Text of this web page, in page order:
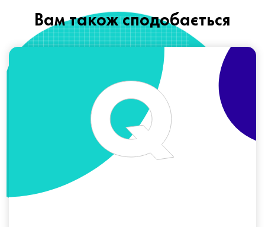
Вам також сподобається